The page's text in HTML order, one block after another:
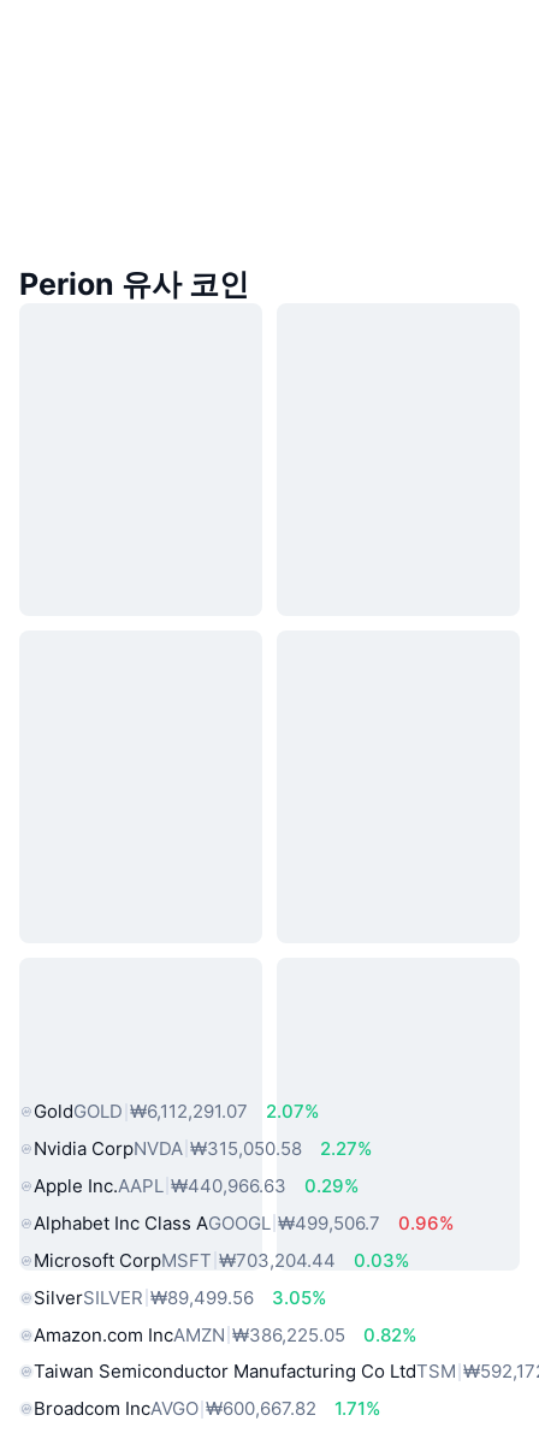
Perion 유사 코인
GoldGOLD ₩6,112,291.07
2.07%
Nvidia CorpNVDA ₩315,050.58
2.27%
Apple Inc.AAPL ₩440,966.63
0.29%
Alphabet Inc Class AGOOGL ₩499,506.7
0.96%
Microsoft CorpMSFT ₩703,204.44
0.03%
SilverSILVER ₩89,499.56
3.05%
Amazon.com IncAMZN ₩386,225.05
0.82%
Taiwan Semiconductor Manufacturing Co LtdTSM
Broadcom IncAVGO ₩600,667.82
1.71%